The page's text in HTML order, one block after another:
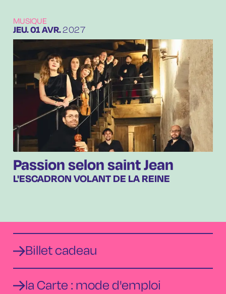
MUSIQUE
JEUDI
JEU.01 AVRIL
AVR.2027
Passion selon saint Jean
L'ESCADRON VOLANT DE LA REINE
Billet cadeau
la Carte : mode d'emploi